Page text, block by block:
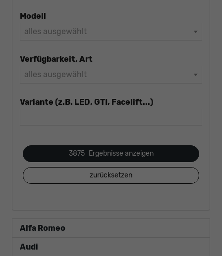
Modell
alles ausgewählt
Verfügbarkeit, Art
alles ausgewählt
Variante (z.B. LED, GTI, Facelift...)
3875 Ergebnisse anzeigen
zurücksetzen
Alfa Romeo
Audi